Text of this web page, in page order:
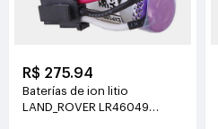
R$ 275.94
Baterías de ion litio
LAND_ROVER LR46049